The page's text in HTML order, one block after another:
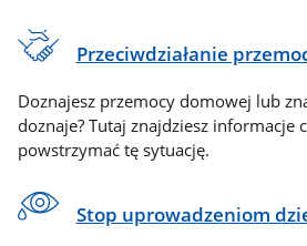
Przeciwdziałanie
Doznajesz przemocy domowej lub
doznaje? Tutaj znajdziesz informacje
powstrzymać tę sytuację.
Stop uprowadzeniom